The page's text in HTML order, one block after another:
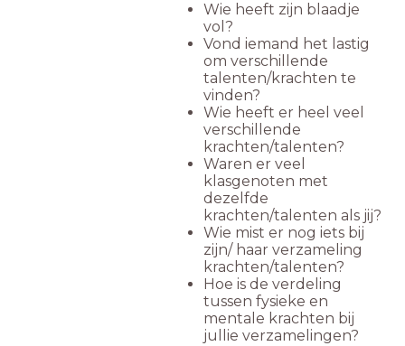
Wie heeft zijn blaadje
vol?
Vond iemand het lastig
om verschillende
talenten/krachten te
vinden?
Wie heeft er heel veel
verschillende
krachten/talenten?
Waren er veel
klasgenoten met
dezelfde
krachten/talenten als jij?
Wie mist er nog iets bij
zijn/ haar verzameling
krachten/talenten?
Hoe is de verdeling
tussen fysieke en
mentale krachten bij
jullie verzamelingen?